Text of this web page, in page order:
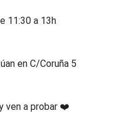
11:30 a 13h
en C/Coruña 5
ven a probar ❤️